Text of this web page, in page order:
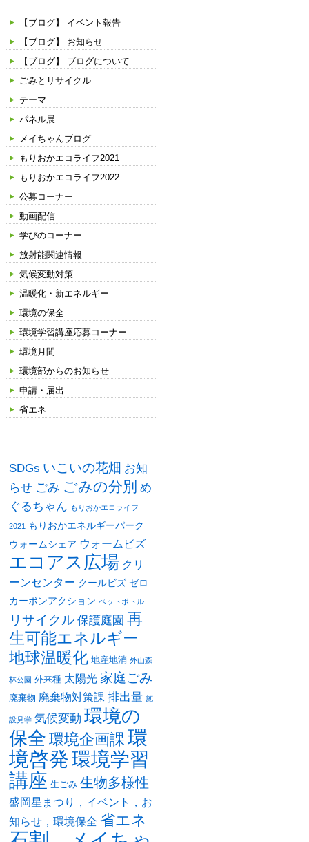
【ブログ】 イベント報告
【ブログ】 お知らせ
【ブログ】 ブログについて
ごみとリサイクル
テーマ
パネル展
メイちゃんブログ
もりおかエコライフ2021
もりおかエコライフ2022
公募コーナー
動画配信
学びのコーナー
放射能関連情報
気候変動対策
温暖化・新エネルギー
環境の保全
環境学習講座応募コーナー
環境月間
環境部からのお知らせ
申請・届出
省エネ
SDGs いこいの花畑 お知
らせ ごみ ごみの分別 め
ぐるちゃん もりおかエコライフ
2021
もりおかエネルギーパーク
ウォームシェア ウォームビズ
エコアス広場 クリ
ーンセンター クールビズ ゼロ
カーボンアクション ペットボトル
リサイクル 保護庭園 再
生可能エネルギー
地球温暖化 地産地消 外山森
林公園 外来種 太陽光 家庭ごみ
廃棄物 廃棄物対策課 排出量 施
設見学 気候変動 環境の
保全 環境企画課 環
境啓発環境学習
講座 生ごみ 生物多様性
盛岡星まつり，イベント，お
知らせ，環境保全 省エネ
し
た。